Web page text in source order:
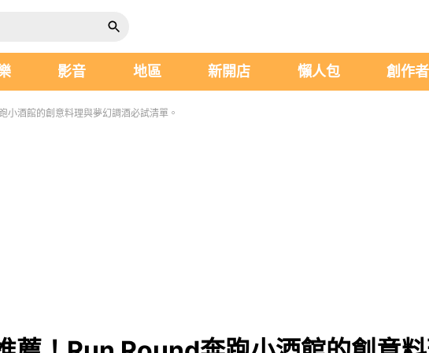
影音 地區 新開店 懶人包 創作者
小酒館的創意料理與夢幻調酒必試清單。